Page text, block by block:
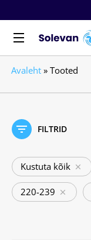
Avaleht » Tooted
FILTRID
Kustuta kõik
220-239